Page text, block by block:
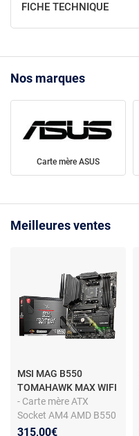
FICHE TECHNIQUE
Nos marques
Carte mère ASUS
Meilleures ventes
MSI MAG B550
TOMAHAWK MAX WIFI
- Carte mère ATX
Socket AM4 AMD B550
- 4x DDR4 - SATA 6Gb/s
315,00€